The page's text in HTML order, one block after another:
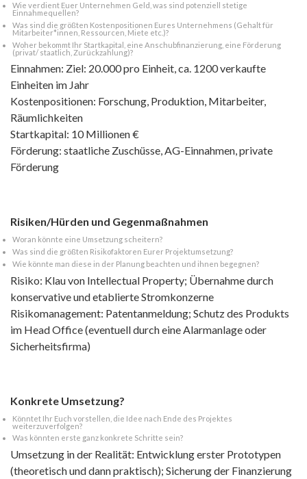
Wie verdient Euer Unternehmen Geld, was sind potenziell stetige
Einnahmequellen?
Was sind die größten Kostenpositionen Eures Unternehmens (Gehalt für
Mitarbeiter*innen, Ressourcen, Miete etc.)?
Woher bekommt Ihr Startkapital, eine Anschubfinanzierung, eine Förderung
(privat/ staatlich, Zurückzahlung)?
Einnahmen: Ziel: 20.000 pro Einheit, ca. 1200 verkaufte
Einheiten im Jahr
Kostenpositionen: Forschung, Produktion, Mitarbeiter,
Räumlichkeiten
Startkapital: 10 Millionen €
Förderung: staatliche Zuschüsse, AG-Einnahmen, private
Förderung
Risiken/Hürden und Gegenmaßnahmen
Woran könnte eine Umsetzung scheitern?
Was sind die größten Risikofaktoren Eurer Projektumsetzung?
Wie könnte man diese in der Planung beachten und ihnen begegnen?
Risiko: Klau von Intellectual Property; Übernahme durch
konservative und etablierte Stromkonzerne
Risikomanagement: Patentanmeldung; Schutz des Produkts
im Head Office (eventuell durch eine Alarmanlage oder
Sicherheitsfirma)
Konkrete Umsetzung?
Könntet Ihr Euch vorstellen, die Idee nach Ende des Projektes
weiterzuverfolgen?
Was könnten erste ganz konkrete Schritte sein?
Umsetzung in der Realität: Entwicklung erster Prototypen
(theoretisch und dann praktisch); Sicherung der Finanzierung